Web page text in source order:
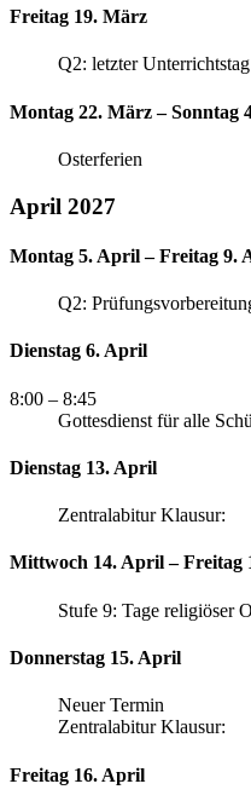
Freitag 19. März
Q2: letzter Unterrichtstag
Montag 22. März – Sonntag
Osterferien
April 2027
Montag 5. April – Freitag 9.
Q2:
Dienstag 6. April
8:00 – 8:45
Gottesdienst für alle
Dienstag 13. April
Zentralabitur Klausur:
Mittwoch 14. April – Freitag
Stufe 9: Tage religiöser
Donnerstag 15. April
Neuer Termin
Zentralabitur Klausur:
Freitag 16. April